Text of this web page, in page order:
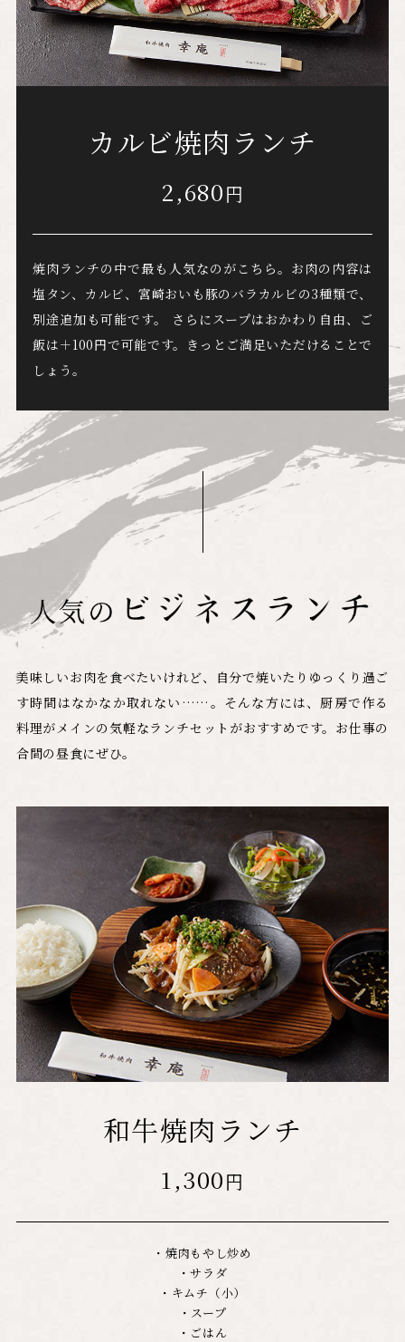
カルビ焼肉ランチ
2,680円
焼肉ランチの中で最も人気なのがこちら。 お肉の内容は
塩タン、カルビ、 宮崎おいも豚のバラカルビの3種類で、
別途追加も可能です。
さらにスープはおかわり自由、
ご
飯は＋100円で可能です。 きっとご満足いただけることで
しょう。
美味しいお肉を食べたいけれど、自分で焼いたりゆっくり過ご
す時間はなかなか取れない……。 そんな方には、厨房で作る
料理がメインの気軽なランチセットがおすすめです。お仕事の
合間の昼食にぜひ。
和牛焼肉ランチ
1,300円
・焼肉もやし炒め
・サラダ
・キムチ（小）
・スープ
・ごはん